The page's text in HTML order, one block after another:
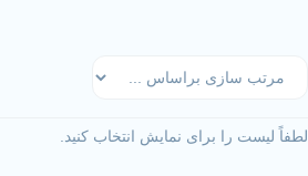
لطفاً لیست را برای نمایش انتخاب کنید.